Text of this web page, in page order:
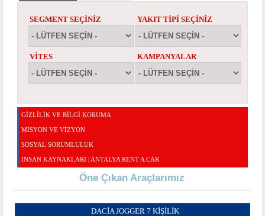
SEGMENT SEÇINIZ YAKIT TIPI SEÇINIZ
VITES KAMPANYALAR
GİZLİLİK VE BİLGİ KORUMA
MISYON VE VIZYON
SOSYAL SORUMLULUK
İNSAN KAYNAKLARI | ANTALYA RENT A CAR
Öne Çıkan Araçlarımız
DACIA JOGGER 7 KIŞILIK